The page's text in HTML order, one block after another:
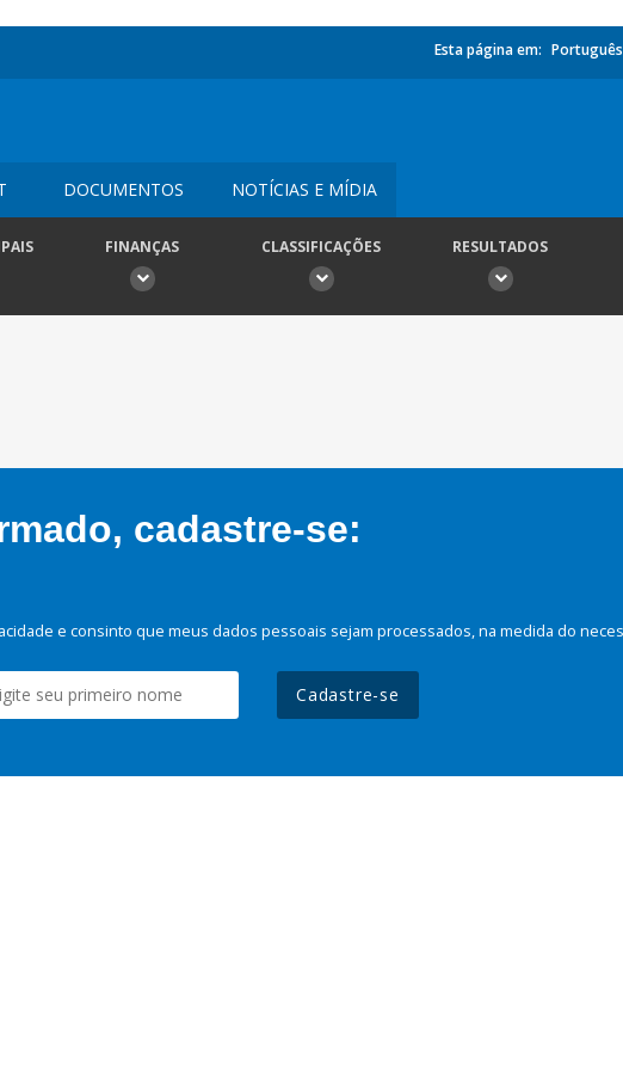
Esta página em: Português
DOCUMENTOS NOTÍCIAS E MÍDIA
FINANÇAS CLASSIFICAÇÕES RESULTADOS
cadastre-se:
e consinto que meus dados pessoais sejam processados, na medida do
Cadastre-se